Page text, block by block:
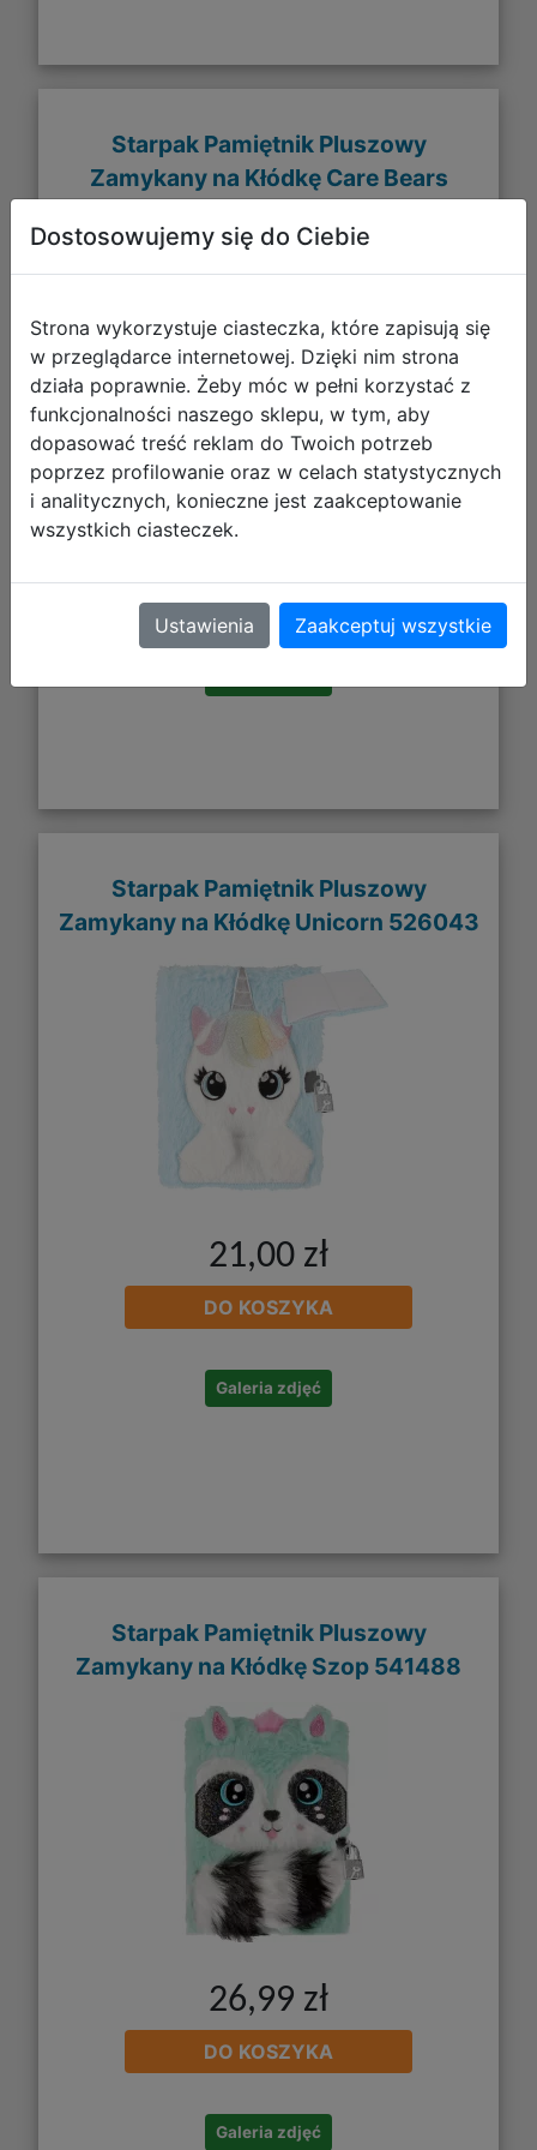
Starpak Pamiętnik Pluszowy
Zamykany na Kłódkę Care Bears
33,83 zł
DO KOSZYKA
Starpak Pamiętnik Pluszowy
Zamykany na Kłódkę Unicorn 526043
21,00 zł
DO KOSZYKA
Galeria zdjęć
Starpak Pamiętnik Pluszowy
Zamykany na Kłódkę Szop 541488
26,99 zł
DO KOSZYKA
Galeria zdjęć
Dostosowujemy się do Ciebie
Strona wykorzystuje ciasteczka, które zapisują się
w przeglądarce internetowej. Dzięki nim strona
działa poprawnie. Żeby móc w pełni korzystać z
funkcjonalności naszego sklepu, w tym, aby
dopasować treść reklam do Twoich potrzeb
poprzez profilowanie oraz w celach statystycznych
i analitycznych, konieczne jest zaakceptowanie
wszystkich ciasteczek.
Ustawienia Zaakceptuj wszystkie